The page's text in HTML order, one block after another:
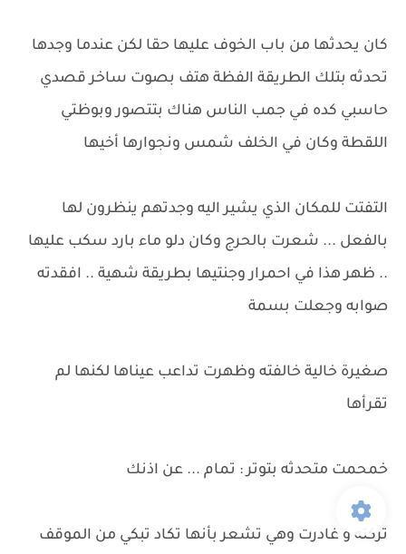
كان يحدثها من باب الخوف عليها حقا لكن عندما وجدها
تحدثه بتلك الطريقة الفظة هتف بصوت ساخر قصدي
حاسبي كده في جمب الناس هناك بتتصور وبوظتي
اللقطة وكان في الخلف شمس ونجوارها أخيها
التفتت للمكان الذي يشير اليه وجدتهم ينظرون لها
بالفعل ... شعرت بالحرج وكان دلو ماء بارد سكب عليها
.. ظهر هذا في احمرار وجنتيها بطريقة شهية .. افقدته
صوابه وجعلت بسمة
صغيرة خالية خالفته وظهرت تداعب عيناها لكنها لم
تقرأها
خمحمت متحدثه بتوتر : تمام ... عن اذنك
تركته و غادرت وهي تشعر بأنها تكاد تبكي من الموقف